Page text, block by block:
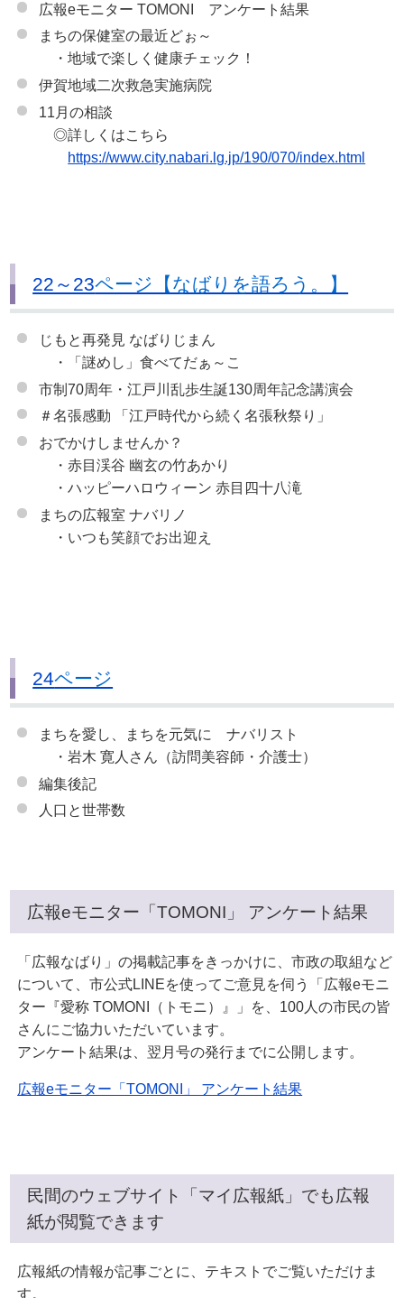
広報eモニター TOMONI アンケート結果
まちの保健室の最近どぉ～
・地域で楽しく健康チェック！
伊賀地域二次救急実施病院
11月の相談
◎詳しくはこちら
https://www.city.nabari.lg.jp/190/070/index.html
22～23ページ【なばりを語ろう。】
じもと再発見 なばりじまん
・「謎めし」食べてだぁ～こ
市制70周年・江戸川乱歩生誕130周年記念講演会
＃名張感動 「江戸時代から続く名張秋祭り」
おでかけしませんか？
・赤目渓谷 幽玄の竹あかり
・ハッピーハロウィーン 赤目四十八滝
まちの広報室 ナバリノ
・いつも笑顔でお出迎え
24ページ
まちを愛し、まちを元気に ナバリスト
・岩木 寛人さん（訪問美容師・介護士）
編集後記
人口と世帯数
広報eモニター「TOMONI」 アンケート結果
「広報なばり」の掲載記事をきっかけに、市政の取組など
について、市公式LINEを使ってご意見を伺う「広報eモニ
ター『愛称 TOMONI（トモニ）』」を、100人の市民の皆
さんにご協力いただいています。
アンケート結果は、翌月号の発行までに公開します。
広報eモニター「TOMONI」 アンケート結果
民間のウェブサイト「マイ広報紙」でも広報
紙が閲覧できます
広報紙の情報が記事ごとに、テキストでご覧いただけま
す。